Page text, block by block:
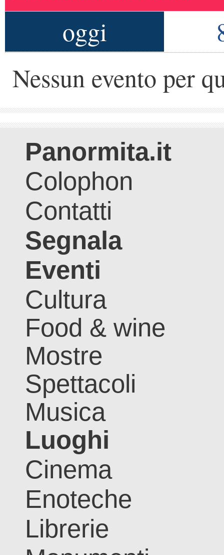
oggi
Nessun evento per
Panormita.it
Colophon
Contatti
Segnala
Eventi
Cultura
Food & wine
Mostre
Spettacoli
Musica
Luoghi
Cinema
Enoteche
Librerie